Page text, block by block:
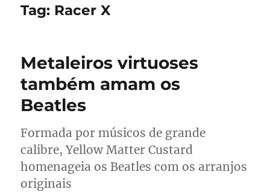
Tag: Racer X
Metaleiros virtuoses
também amam os
Beatles
Formada por músicos de grande
calibre, Yellow Matter Custard
homenageia os Beatles com os arranjos
originais